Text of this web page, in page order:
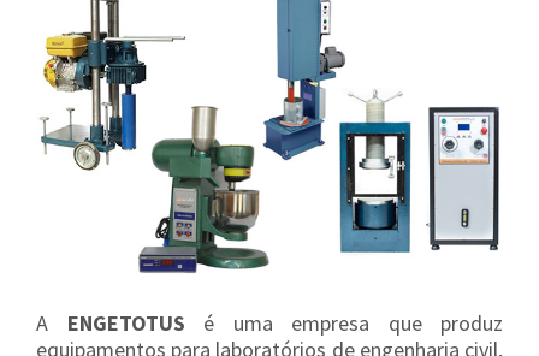
A ENGETOTUS é uma empresa que produz
equipamentos para laboratórios de engenharia civil,